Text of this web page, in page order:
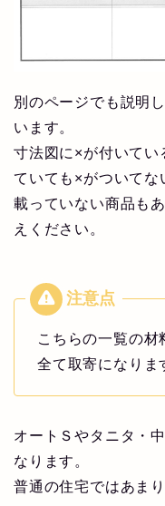
別のページでも説明
います。
寸法図に×が付いてい
ていても×がついてな
載っていない商品も
えください。
こちらの一覧の材
全て取寄になりま
オートＳやタニタ・
なります。
普通の住宅ではあま